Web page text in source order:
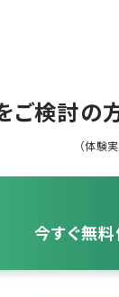
ご検討の方
（体験
今すぐ無